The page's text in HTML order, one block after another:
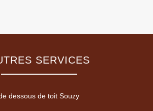
SERVICES
dessous de toit Souzy